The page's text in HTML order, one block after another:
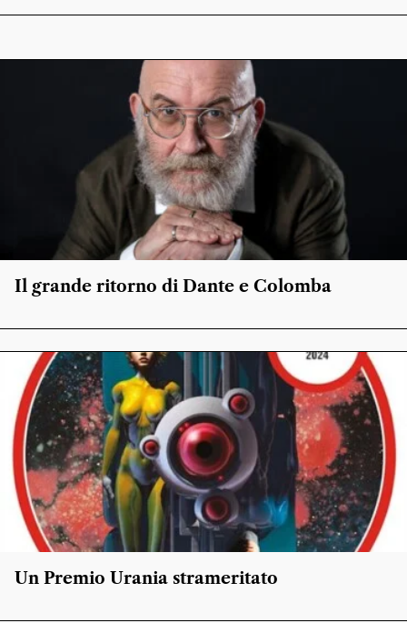
Il grande ritorno di Dante e Colomba
Un Premio Urania strameritato